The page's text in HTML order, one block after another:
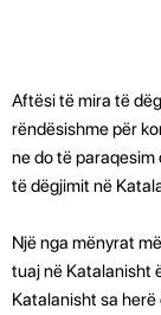
Aftësi të mira të
rëndësishme për
ne do të
të dëgjimit në
Një nga mënyrat
tuaj në Katalanisht
Katalanisht sa